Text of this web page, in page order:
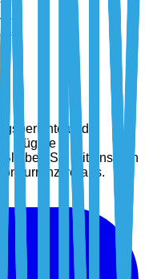
und
klügere
Sie mit unseren
voraus.